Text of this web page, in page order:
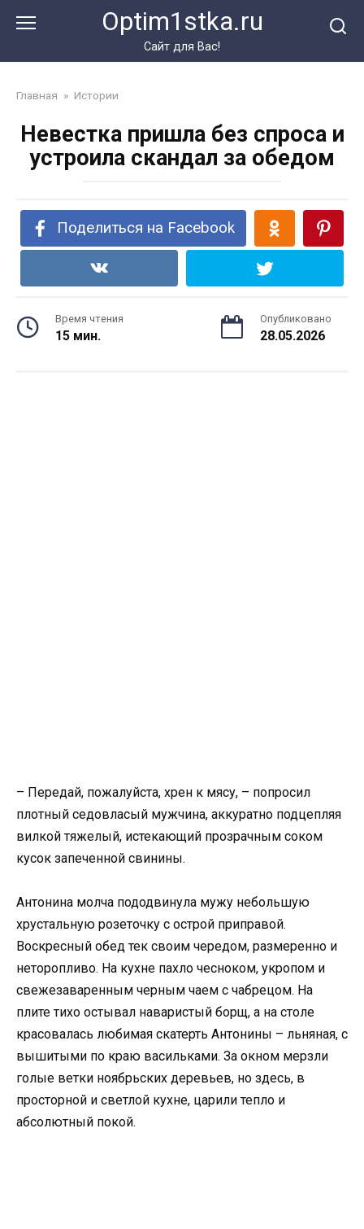
Optim1stka.ru
Сайт для Вас!
Главная » Истории
Невестка пришла без спроса и
устроила скандал за обедом
Поделиться на Facebook
Время чтения
15 мин.
Опубликовано
28.05.2026
– Передай, пожалуйста, хрен к мясу, – попросил
плотный седовласый мужчина, аккуратно подцепляя
вилкой тяжелый, истекающий прозрачным соком
кусок запеченной свинины.
Антонина молча пододвинула мужу небольшую
хрустальную розеточку с острой приправой.
Воскресный обед тек своим чередом, размеренно и
неторопливо. На кухне пахло чесноком, укропом и
свежезаваренным черным чаем с чабрецом. На
плите тихо остывал наваристый борщ, а на столе
красовалась любимая скатерть Антонины – льняная, с
вышитыми по краю васильками. За окном мерзли
голые ветки ноябрьских деревьев, но здесь, в
просторной и светлой кухне, царили тепло и
абсолютный покой.